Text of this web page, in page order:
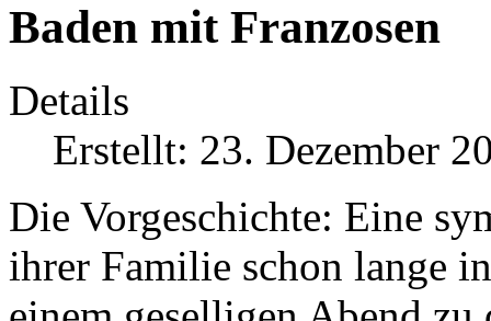
Baden mit Franzosen
Details
Erstellt: 23. Dezember
Die Vorgeschichte: Eine
ihrer Familie schon lange